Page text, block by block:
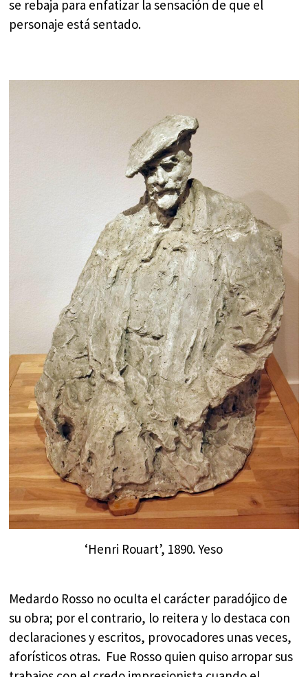
se rebaja para enfatizar la sensación de que el
personaje está sentado.
‘Henri Rouart’, 1890. Yeso
Medardo Rosso no oculta el carácter paradójico de
su obra; por el contrario, lo reitera y lo destaca con
declaraciones y escritos, provocadores unas veces,
aforísticos otras. Fue Rosso quien quiso arropar sus